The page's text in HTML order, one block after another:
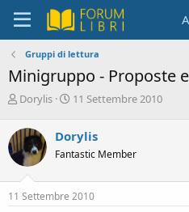
Gruppi di lettura
Minigruppo - Proposte
C
e
a
t
o
r
e
Dorylis
D
a
d
i
n
11 Settembre 2010
Dorylis
Fantastic Member
11 Settembre 2010